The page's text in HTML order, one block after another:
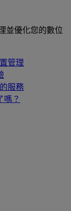
並優化您的數位
管理
服務
嗎？